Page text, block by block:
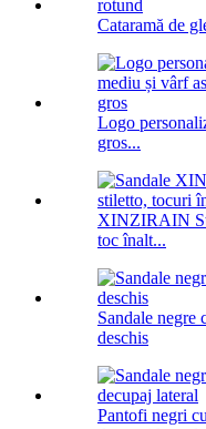
Cataramă de
Logo
gros...
XINZIRAIN
toc înalt...
Sandale negre
deschis
Pantofi negri